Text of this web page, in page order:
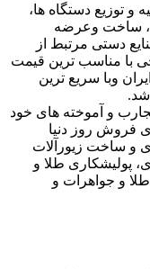
و توزیع دستگاه ها،
ساخت وعرضه
دستی مرتبط از
با مناسب ترین قیمت
وبا سریع ترین
تجارب و آموخته های خود
فروش روز دنیا
و ساخت زیورآلات
پولیشکاری طلا و
و جواهرات و